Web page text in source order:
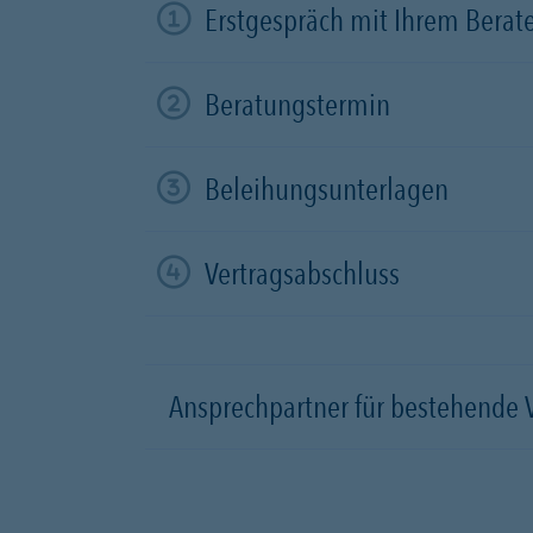
Erstgespräch mit Ihrem
Beratungstermin
Beleihungsunterlagen
Vertragsabschluss
Ansprechpartner für bestehende